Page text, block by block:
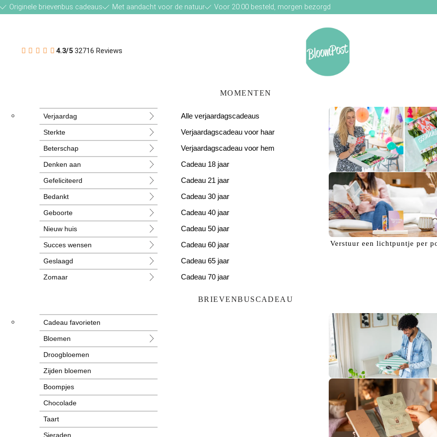
Originele brievenbus cadeaus Met aandacht voor de natuur Voor 20:00 besteld, morgen bezorgd
4.3/5 32716 Reviews
MOMENTEN
Verjaardag
Sterkte
Beterschap
Denken aan
Gefeliciteerd
Bedankt
Geboorte
Nieuw huis
Succes wensen
Geslaagd
Zomaar
Liefde
Condoleance
Zwangerschap
Liefs
Trots
Pensioen
Alle verjaardagscadeaus
Verjaardagscadeau voor haar
Verjaardagscadeau voor hem
Cadeau 18 jaar
Cadeau 21 jaar
Cadeau 30 jaar
Cadeau 40 jaar
Cadeau 50 jaar
Cadeau 60 jaar
Cadeau 65 jaar
Cadeau 70 jaar
De perfecte
Verstuur eenlichtpuntje per
BRIEVENBUSCADEAU
Cadeau favorieten
Bloemen
Droogbloemen
Zijden bloemen
Boompjes
Chocolade
Taart
Sieraden
Bezorg eenglimlach!